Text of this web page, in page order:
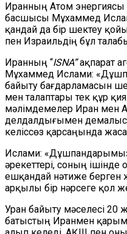
Иранның Атом
басшысы Мұхаммед
қандай да бір шектеу
пен Израильдің бұл
Иранның “ISNA”ақпарат
Мұхаммед Ислами:
байыту бағдарламасын
мен талаптары тек құр
мәлімдемелер Иран мен
делдалдығымен демалыс
келіссөз қарсаңында
Ислами:
әрекеттері, соның ішінде
ешқандай нәтиже берген
арқылы бір нәрсеге қол
Уран байыту мәселесі 20
батыстың Иранмен